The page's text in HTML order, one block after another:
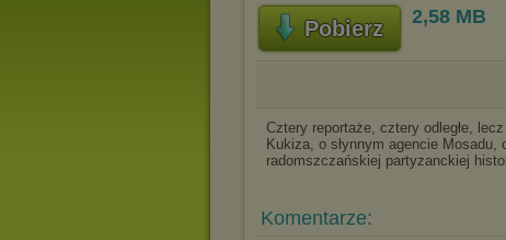
Pobierz 2,58 MB
Cztery reportaże, cztery odległe,
Kukiza, o słynnym agencie
radomszczańskiej partyzanckiej
Komentarze: